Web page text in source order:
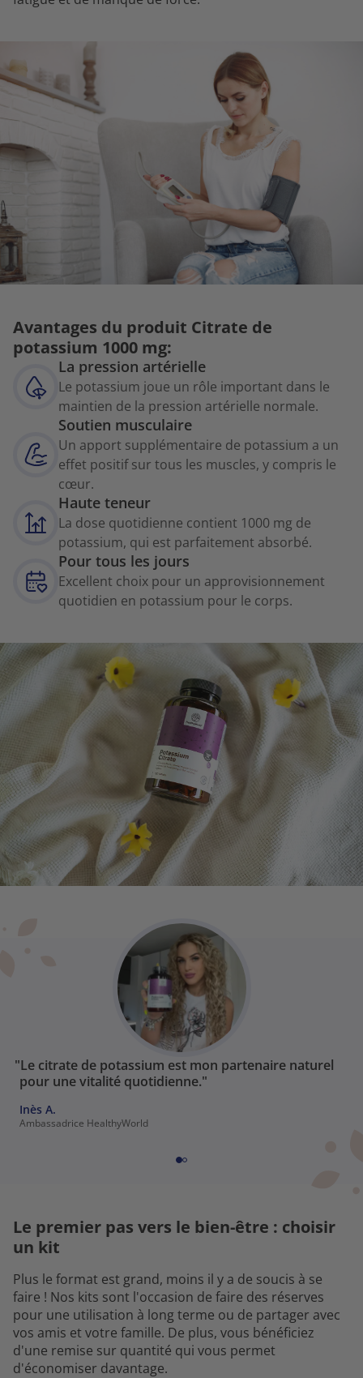
Avantages du produit Citrate de
potassium 1000 mg:
La pression artérielle
Le potassium joue un rôle important dans le
maintien de la pression artérielle normale.
Soutien musculaire
Un apport supplémentaire de potassium a un
effet positif sur tous les muscles, y compris le
cœur.
Haute teneur
La dose quotidienne contient 1000 mg de
potassium, qui est parfaitement absorbé.
Pour tous les jours
Excellent choix pour un approvisionnement
quotidien en potassium pour le corps.
"Le citrate de potassium est mon partenaire naturel
pour une vitalité quotidienne."
Inès A.
Ambassadrice HealthyWorld
Le premier pas vers le bien-être : choisir
un kit
Plus le format est grand, moins il y a de soucis à se
faire ! Nos kits sont l'occasion de faire des réserves
pour une utilisation à long terme ou de partager avec
vos amis et votre famille. De plus, vous bénéficiez
d'une remise sur quantité qui vous permet
d'économiser davantage.